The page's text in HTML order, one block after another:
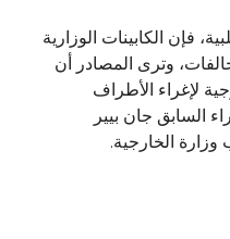
فإن الكابينات الوزارية
وترى المصادر أن
لإغراء الأطراف
السابق جان بيير
الخارجية.